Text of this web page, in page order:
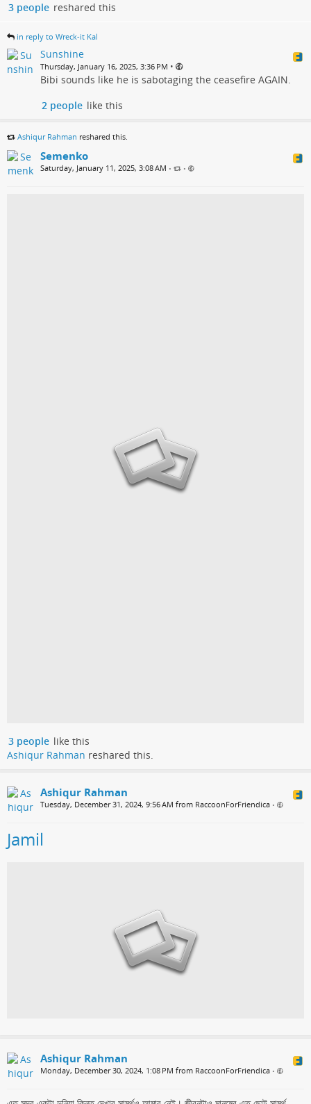
3 people reshared this
in reply to Wreck-it Kal
Sunshine
Thursday, January 16, 2025, 3:36 PM •
Bibi sounds like he is sabotaging the ceasefire AGAIN.
2 people like this
Ashiqur Rahman reshared this.
Semenko
Saturday, January 11, 2025, 3:08 AM • •
3 people like this
Ashiqur Rahman reshared this.
Ashiqur Rahman
Tuesday, December 31, 2024, 9:56 AM from RaccoonForFriendica •
Jamil
Ashiqur Rahman
Monday, December 30, 2024, 1:08 PM from RaccoonForFriendica •